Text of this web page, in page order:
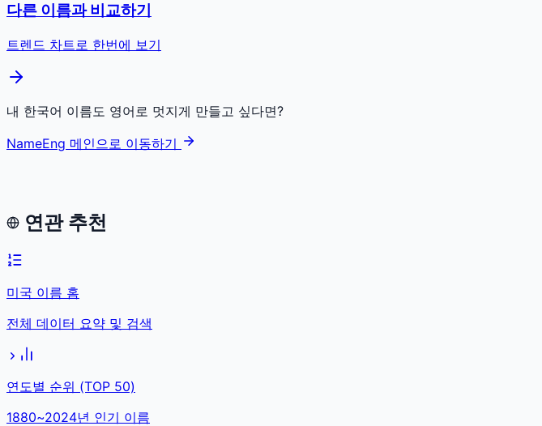
다른 이름과 비교하기
트렌드 차트로 한번에 보기
내 한국어 이름도 영어로 멋지게 만들고 싶다면?
NameEng 메인으로 이동하기
연관 추천
미국 이름 홈
전체 데이터 요약 및 검색
연도별 순위 (TOP 50)
1880~2024년 인기 이름